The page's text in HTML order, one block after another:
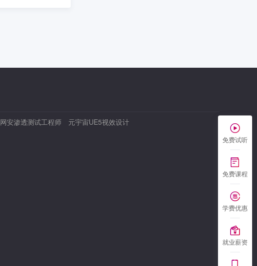
网安渗透测试工程师 元宇宙UE5视效设计
免费试听
免费课程
学费优惠
就业薪资